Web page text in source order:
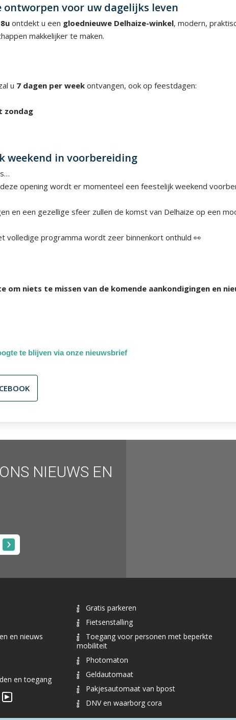
ontworpen voor uw dagelijks leven
ontdekt u een gloednieuwe Delhaize-winkel, modern,
makkelijker te maken.
u 7 dagen per week ontvangen, ook op feestdagen:
zondag
weekend in voorbereiding
opening wordt er momenteel een feestelijk weekend
en een gezellige sfeer zullen de komst van Delhaize op een
volledige programma wordt zeer binnenkort onthuld 👀
om niets te missen van de komende aankondigingen en
te blijven via onze nieuwsbrief
NIEUWS EN
en nieuws
en toegang
Gratis parkeren
Fietsenstalling
Toegang voor personen met beperkte
mobiliteit
Photomaton
Geldautomaat
Pakjesautomaat van bpost
DNV en waarborg cora